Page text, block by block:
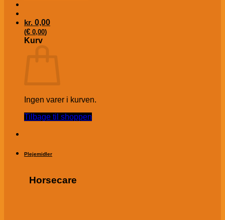
kr. 0,00
(€ 0,00)
Kurv
Ingen varer i kurven.
Tilbage til shoppen
Plejemidler
Horsecare